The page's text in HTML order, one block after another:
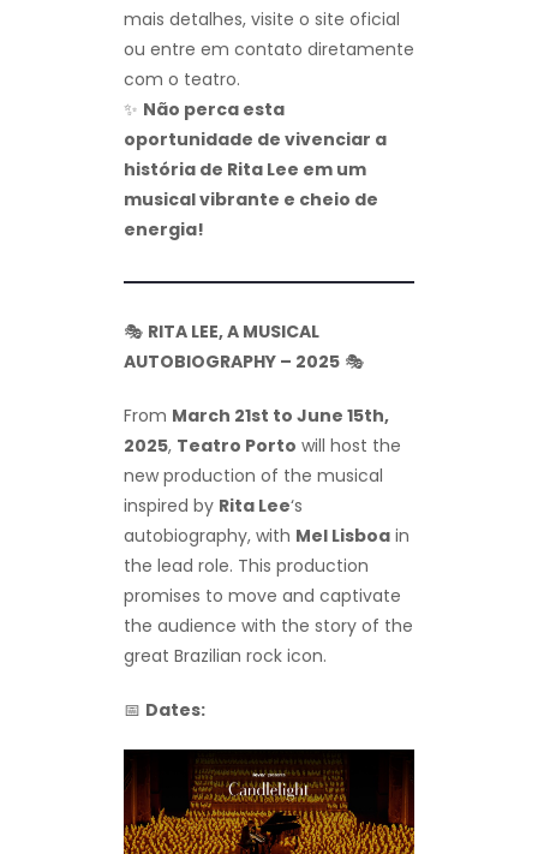
mais detalhes, visite o site oficial
ou entre em contato diretamente
com o teatro.
✨ Não perca esta
oportunidade de vivenciar a
história de Rita Lee em um
musical vibrante e cheio de
energia!
🎭 RITA LEE, A MUSICAL
AUTOBIOGRAPHY – 2025 🎭
From March 21st to June 15th,
2025, Teatro Porto will host the
new production of the musical
inspired by Rita Lee‘s
autobiography, with Mel Lisboa in
the lead role. This production
promises to move and captivate
the audience with the story of the
great Brazilian rock icon.
📅 Dates: